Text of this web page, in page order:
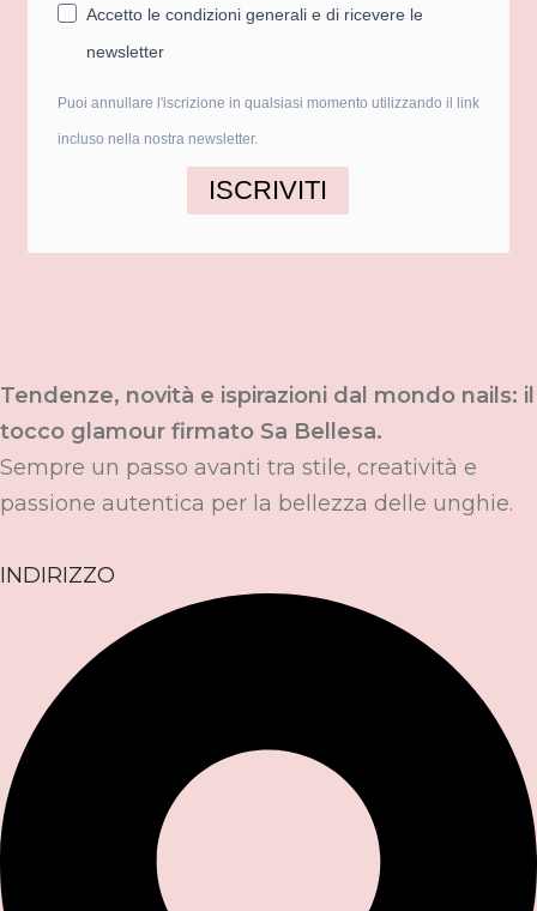
Accetto le condizioni generali e di ricevere le
newsletter
Puoi annullare l'iscrizione in qualsiasi momento utilizzando il link
incluso nella nostra newsletter.
ISCRIVITI
Tendenze, novità e ispirazioni dal mondo nails: il
tocco glamour firmato Sa Bellesa.
Sempre un passo avanti tra stile, creatività e
passione autentica per la bellezza delle unghie.
INDIRIZZO